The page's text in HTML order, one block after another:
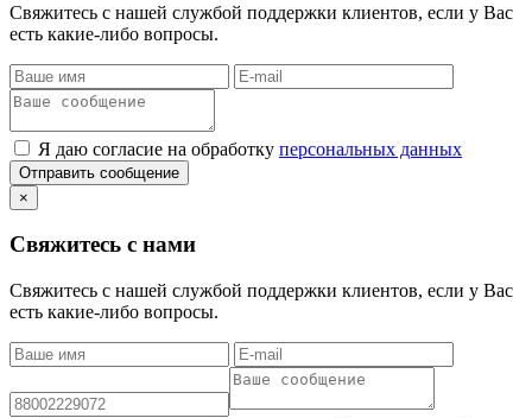
Свяжитесь с нашей службой поддержки клиентов, если у Вас
есть какие-либо вопросы.
Я даю согласие на обработку персональных данных
Отправить сообщение
×
Свяжитесь с нами
Свяжитесь с нашей службой поддержки клиентов, если у Вас
есть какие-либо вопросы.